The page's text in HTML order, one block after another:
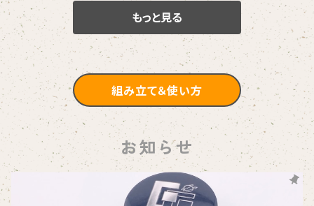
もっと見る
組み立て＆使い方
お知らせ